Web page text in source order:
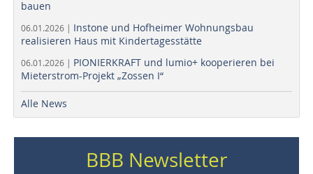
bauen
06.01.2026 | Instone und Hofheimer Wohnungsbau
realisieren Haus mit Kindertagesstätte
06.01.2026 | PIONIERKRAFT und lumio+ kooperieren bei
Mieterstrom-Projekt „Zossen I“
Alle News
BBB Newsletter